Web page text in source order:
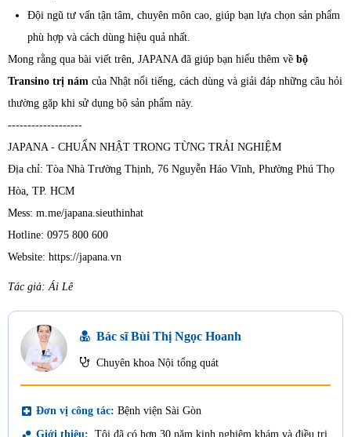
Đội ngũ tư vấn tận tâm, chuyên môn cao, giúp bạn lựa chọn sản phẩm
phù hợp và cách dùng hiệu quả nhất.
Mong rằng qua bài viết trên, JAPANA đã giúp bạn hiểu thêm về bộ
Transino trị nám của Nhật nổi tiếng, cách dùng và giải đáp những câu hỏi
thường gặp khi sử dụng bộ sản phẩm này.
-------------------
JAPANA - CHUẨN NHẬT TRONG TỪNG TRẢI NGHIỆM
Địa chỉ: Tòa Nhà Trường Thịnh, 76 Nguyễn Háo Vĩnh, Phường Phú Thọ
Hòa, TP. HCM
Mess: m.me/japana.sieuthinhat
Hotline: 0975 800 600
Website: https://japana.vn
Tác giả: Ái Lê
Bác sĩ Bùi Thị Ngọc Hoanh
Chuyên khoa Nội tổng quát
local_hospital Đơn vị công tác: Bệnh viện Sài Gòn
Giới thiệu: Tôi đã có hơn 30 năm kinh nghiệm khám và điều trị,